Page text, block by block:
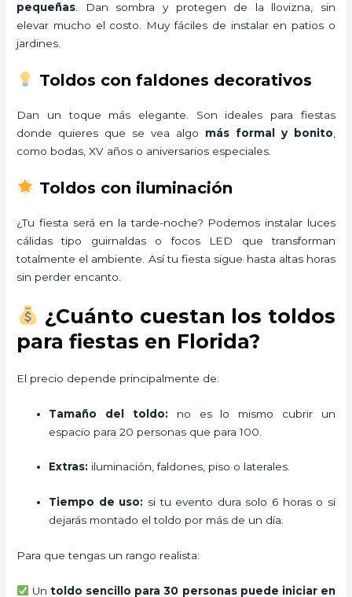
pequeñas . Dan sombra y protegen de la llovizna, sin
elevar mucho el costo. Muy fáciles de instalar en patios o
jardines.
Toldos con faldones decorativos
Dan un toque más elegante. Son ideales para fiestas
donde quieres que se vea algo más formal y bonito
como bodas, XV años o aniversarios especiales.
Toldos con iluminación
¿Tu fiesta será en la tarde-noche? Podemos instalar luces
cálidas tipo guirnaldas o focos LED que transforman
totalmente el ambiente. Así tu fiesta sigue hasta altas horas
sin perder encanto.
¿Cuánto cuestan los toldos
para fiestas en Florida?
El precio depende principalmente de:
Tamaño del toldo:no es lo mismo cubrir un
espacio para 20 personas que para 100.
Extras: iluminación, faldones, piso o laterales.
Tiempo de uso: si tu evento dura solo 6 horas o si
dejarás montado el toldo por más de un día.
Para que tengas un rango realista:
Un toldo sencillo para 30 personas puede iniciar en